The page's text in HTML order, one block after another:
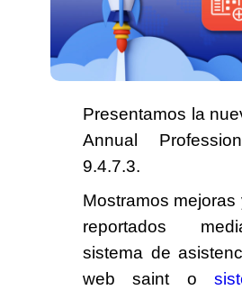
Presentamos la
Annual
9.4.7.3.
Mostramos mejoras
reportados
sistema de
web saint o